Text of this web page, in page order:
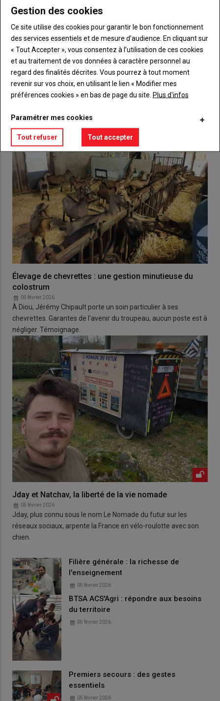
compte pour accéder à tout {nom-site}.
Lien Créez un compte
VOUS AIMEREZ AUSSI
Élevage de chevrettes : une gestion minutieuse du
colostrum
05 février 2026
À Diou, Jérémy Chipault porte un soin particulier à ses
chevrettes. Garantes de l'avenir du troupeau, aucun poste est à
négliger. Témoignage.
Jday et Natchav, la liberté de la vie nomade
05 février 2026
Jday, plus connu sous le nom Le Nomade du futur sur les
réseaux sociaux, arpente la France en vélo-roulotte avec son
chien.
Filière générale : la richesse de
l'enseignement
05 février 2026
BTSA ACS'Agri : répondre aux besoins
du territoire
05 février 2026
Premiers secours : des gestes
essentiels
05 février 2026
Gestion des cookies
Ce site utilise des cookies pour garantir le bon fonctionnement
des services essentiels et de mesure d’audience. En cliquant sur
« Tout Accepter », vous consentez à l’utilisation de ces cookies
et au traitement de vos données à caractère personnel au
regard des finalités décrites. Vous pourrez à tout moment
revenir sur vos choix, en utilisant le lien « Modifier mes
préférences cookies » en bas de page du site. Plus d'infos
Paramétrer mes cookies
Tout refuser Tout accepter